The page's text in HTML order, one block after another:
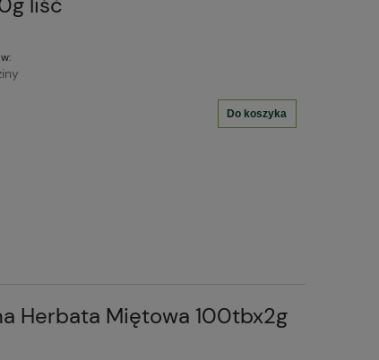
Do koszyka
Herbata Miętowa 100tbx2g